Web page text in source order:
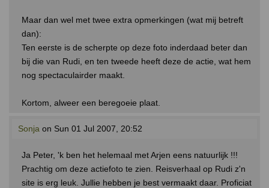
Maar dan wel met twee extra opmerkingen (wat mij betreft
dan):
Ten eerste is de scherpte op deze foto inderdaad beter dan
bij die van Rudi, en ten tweede heeft deze de actie, wat hem
nog spectaculairder maakt.
Kortom, alweer een beregoeie plaat.
Sonja on Sun 01 Jul 2007, 20:52
Ja Peter, 'k ben het helemaal met Arjen eens natuurlijk !!!
Prachtig om deze actiefoto te zien. Reisverhaal op Rudi z'n
site is erg leuk. Jullie hebben je best vermaakt daar. Proficiat